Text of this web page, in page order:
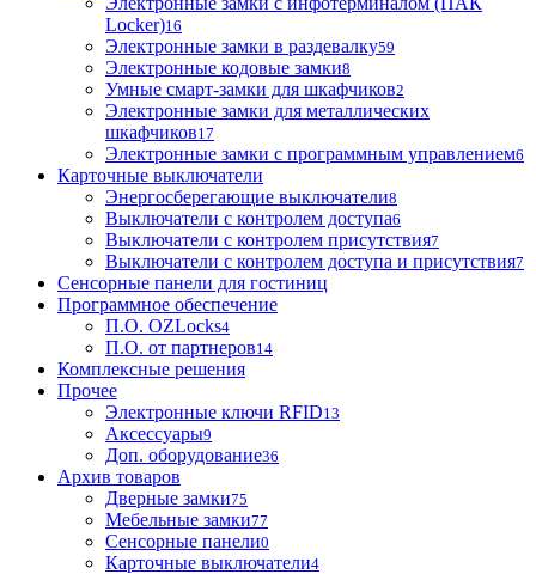
Locker)16
Электронные замки в раздевалку59
Электронные кодовые замки8
Умные смарт-замки для шкафчиков2
Электронные замки для металлических
шкафчиков17
Электронные замки с программным управлением6
Карточные выключатели
Энергосберегающие выключатели8
Выключатели с контролем доступа6
Выключатели с контролем присутствия7
Выключатели с контролем доступа и присутствия7
Сенсорные панели для гостиниц
Программное обеспечение
П.О. OZLocks4
П.О. от партнеров14
Комплексные решения
Прочее
Электронные ключи RFID13
Аксессуары9
Доп. оборудование36
Архив товаров
Дверные замки75
Мебельные замки77
Сенсорные панели0
Карточные выключатели4